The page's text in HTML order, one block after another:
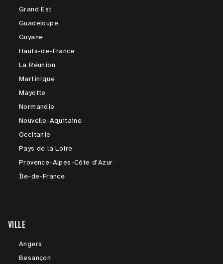
Grand Est
Guadeloupe
Guyane
Hauts-de-France
La Réunion
Martinique
Mayotte
Normandie
Nouvelle-Aquitaine
Occitanie
Pays de la Loire
Provence-Alpes-Côte d'Azur
Île-de-France
VILLE
Angers
Besançon